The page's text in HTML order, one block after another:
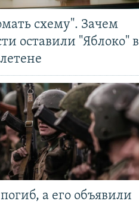
схему". Зачем
оставили "Яблоко" в
а его объявили